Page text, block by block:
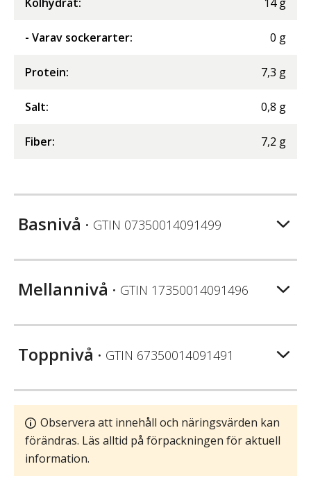
- Varav sockerarter: 0 g
Protein: 7,3 g
Salt: 0,8 g
Fiber: 7,2 g
Basnivå • GTIN 07350014091499
Mellannivå • GTIN 17350014091496
Toppnivå • GTIN 67350014091491
Observera att innehåll och näringsvärden kan
förändras. Läs alltid på förpackningen för aktuell
information.